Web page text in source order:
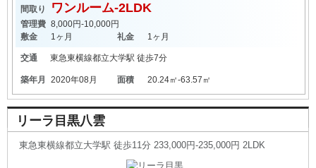
間取り ワンルーム-2LDK
管理費 8,000円-10,000円
敷金
1ヶ月 礼金 1ヶ月
交通 東急東横線都立大学駅 徒歩7分
築年月 2020年08月 面積 20.24㎡-63.57㎡
リーラ目黒八雲
東急東横線都立大学駅 徒歩11分 233,000円-235,000円 2LDK